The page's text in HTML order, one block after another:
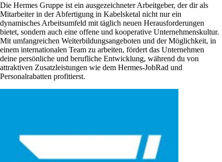
Die Hermes Gruppe ist ein ausgezeichneter Arbeitgeber, der dir als
Mitarbeiter in der Abfertigung in Kabelsketal nicht nur ein
dynamisches Arbeitsumfeld mit täglich neuen Herausforderungen
bietet, sondern auch eine offene und kooperative Unternehmenskultur.
Mit umfangreichen Weiterbildungsangeboten und der Möglichkeit, in
einem internationalen Team zu arbeiten, fördert das Unternehmen
deine persönliche und berufliche Entwicklung, während du von
attraktiven Zusatzleistungen wie dem Hermes-JobRad und
Personalrabatten profitierst.